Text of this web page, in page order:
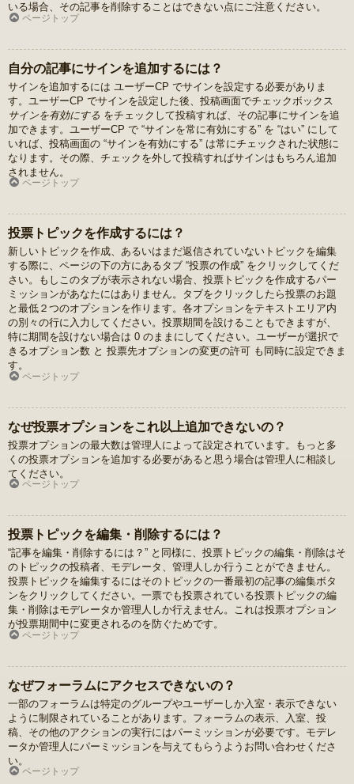
いる場合、その記事を削除することはできない点にご注意ください。
ページトップ
自分の記事にサインを追加するには？
サインを追加するには ユーザーCP でサインを設定する必要がありま
す。ユーザーCP でサインを設定した後、投稿画面でチェックボックス
サインを有効にする をチェックして投稿すれば、その記事にサインを追
加できます。ユーザーCP で “サインを常に有効にする” を “はい” にして
いれば、投稿画面の “サインを有効にする” は常にチェックされた状態に
なります。その際、チェックを外して投稿すればサインはもちろん追加
されません。
ページトップ
投票トピックを作成するには？
新しいトピックを作成、あるいはまだ返信されていないトピックを編集
する際に、ページの下の方にあるタブ “投票の作成” をクリックしてくだ
さい。もしこのタブが表示されない場合、投票トピックを作成するパー
ミッションがあなたにはありません。タブをクリックしたら投票のお題
と最低２つのオプションを作ります。各オプションをテキストエリア内
の別々の行に入力してください。投票期間を設けることもできますが、
特に期間を設けない場合は 0 のままにしてください。ユーザーが選択で
きるオプション数 と 投票先オプションの変更の許可 も同時に設定できま
す。
ページトップ
なぜ投票オプションをこれ以上追加できないの？
投票オプションの最大数は管理人によって設定されています。もっと多
くの投票オプションを追加する必要があると思う場合は管理人に相談し
てください。
ページトップ
投票トピックを編集・削除するには？
“記事を編集・削除するには？” と同様に、投票トピックの編集・削除はそ
のトピックの投稿者、モデレータ、管理人しか行うことができません。
投票トピックを編集するにはそのトピックの一番最初の記事の編集ボタ
ンをクリックしてください。一票でも投票されている投票トピックの編
集・削除はモデレータか管理人しか行えません。これは投票オプション
が投票期間中に変更されるのを防ぐためです。
ページトップ
なぜフォーラムにアクセスできないの？
一部のフォーラムは特定のグループやユーザーしか入室・表示できない
ように制限されていることがあります。フォーラムの表示、入室、投
稿、その他のアクションの実行にはパーミッションが必要です。モデレ
ータか管理人にパーミッションを与えてもらうようお問い合わせくださ
い。
ページトップ